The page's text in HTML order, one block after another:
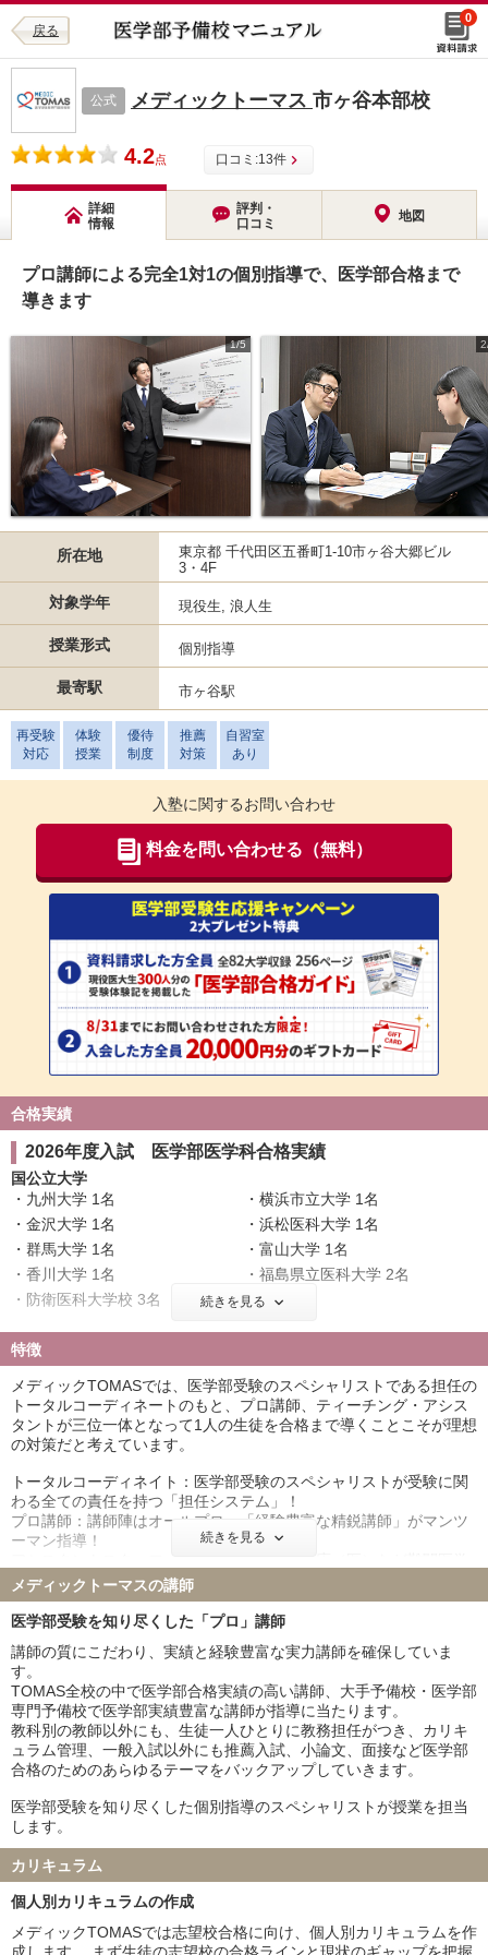
戻る
0
公式 メディックトーマス 市ヶ谷本部校
4.2点 口コミ:13件
詳細
情報
評判・
口コミ
地図
プロ講師による完全1対1の個別指導で、医学部合格まで
導きます
1/5
所在地
東京都 千代田区五番町1-10市ヶ谷大郷ビル
3・4F
対象学年 現役生, 浪人生
授業形式 個別指導
最寄駅 市ヶ谷駅
再受験
対応
体験
授業
優待
制度
推薦
対策
自習室
あり
入塾に関するお問い合わせ
料金を問い合わせる（無料）
合格実績
2026年度入試 医学部医学科合格実績
国公立大学
九州大学 1名
横浜市立大学 1名
金沢大学 1名
浜松医科大学 1名
群馬大学 1名
富山大学 1名
香川大学 1名
福島県立医科大学 2名
防衛医科大学校 3名
私立大学
慶應義塾大学 1名
順天堂大学 12名
日本医科大学 10名
国際医療福祉大学 17名
自治医科大学 1名
東京医科大学 13名
昭和医科大学 10名
帝京大学 19名
愛知医科大学 1名
東北医科薬科大学 8名
杏林大学 3名
日本大学 9名
聖マリアンナ医科大学 3名
福岡大学 1名
久留米大学 1名
岩手医科大学 5名
東京女子医科大学 7名
※メディックTOMAS4校の合格実績です。
※公益社団法人全国学習塾協会の規定に基づいて合格実績を算出・
公表しています。
続きを見る
特徴
メディックTOMASでは、医学部受験のスペシャリストである担任の
トータルコーディネートのもと、プロ講師、ティーチング・アシス
タントが三位一体となって1人の生徒を合格まで導くことこそが理想
の対策だと考えています。
トータルコーディネイト：医学部受験のスペシャリストが受験に関
わる全ての責任を持つ「担任システム」！
プロ講師：講師陣はオールプロ。「経験豊富な精鋭講師」がマンツ
ーマン指導！
部に在籍する現役生がチューターとして指導「T.Aシステム」！
受験全科目においてカリキュラムを作成し、確実に合格圏に到達で
続きを見る
メディックトーマスの講師
医学部受験を知り尽くした「プロ」講師
講師の質にこだわり、実績と経験豊富な実力講師を確保していま
す。
TOMAS全校の中で医学部合格実績の高い講師、大手予備校・医学部
専門予備校で医学部実績豊富な講師が指導に当たります。
教科別の教師以外にも、生徒一人ひとりに教務担任がつき、カリキ
ュラム管理、一般入試以外にも推薦入試、小論文、面接など医学部
合格のためのあらゆるテーマをバックアップしていきます。
医学部受験を知り尽くした個別指導のスペシャリストが授業を担当
します。
カリキュラム
個人別カリキュラムの作成
メディックTOMASでは志望校合格に向け、個人別カリキュラムを作